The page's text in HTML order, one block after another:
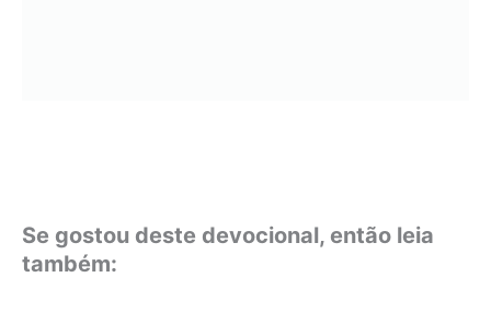
Se gostou deste devocional, então leia
também: